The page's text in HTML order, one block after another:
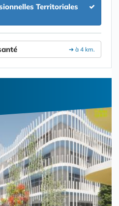
Territoriales
➔ à 4 km.